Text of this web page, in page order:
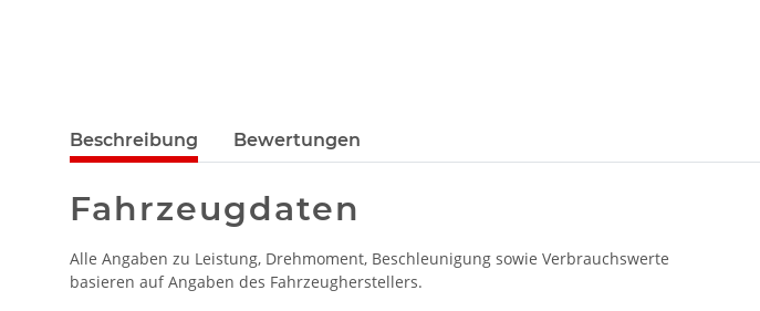
Beschreibung Bewertungen
Fahrzeugdaten
Alle Angaben zu Leistung, Drehmoment, Beschleunigung sowie Verbrauchswerte
basieren auf Angaben des Fahrzeugherstellers.